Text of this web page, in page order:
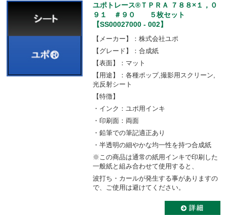
ユポトレース®ＴＰＲＡ ７８８×１，０
９１ ＃９０ ５枚セット
【SS00027000 - 002】
【メーカー】：株式会社ユポ
【グレード】：合成紙
【表面】：マット
【用途】：各種ポップ,撮影用スクリーン,
光反射シート
【特徴】
・インク：ユポ用インキ
・印刷面：両面
・鉛筆での筆記適正あり
・半透明の細やかな均一性を持つ合成紙
※この商品は通常の紙用インキで印刷した
一般紙と組み合わせて使用すると、
波打ち・カールが発生する事がありますの
で、ご使用は避けてください。